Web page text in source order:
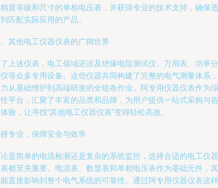
度等级和尺寸的单相电压表，并获得专业的技术支持，确保选
匹配实际应用的产品。
其他电工仪器仪表的广阔世界
上述仪表，电工领域还涉及绝缘电阻测试仪、万用表、功率分
等众多专用设备。这些仪器共同构建了完整的电气测量体系，
从基础维护到高端研发的全链条作业。阿专用仪器仪表作为综
平台，汇聚了丰富的品类和品牌，为用户提供一站式采购与咨
验，让寻找“其他电工仪器仪表”变得轻松高效。
专业，保障安全与效率
是简单的电流检测还是复杂的系统监控，选择合适的电工仪器
都至关重要。电流表、数显表和单相电压表作为基础元件，其
直接影响到整个电气系统的可靠性。通过阿专用仪器仪表这样